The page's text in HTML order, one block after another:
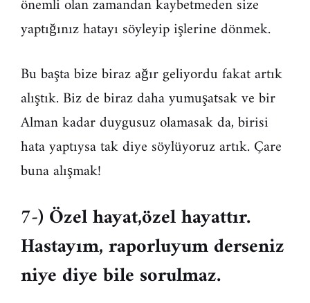
yaptığınız hatayı söyleyip işlerine dönmek.
Bu başta bize biraz ağır geliyordu fakat artık
alıştık. Biz de biraz daha yumuşatsak ve bir
Alman kadar duygusuz olamasak da, birisi
hata yaptıysa tak diye söylüyoruz artık. Çare
buna alışmak!
7-) Özel hayat,özel hayattır.
Hastayım, raporluyum derseniz
niye diye bile sorulmaz.